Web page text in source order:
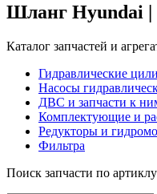
Шланг Hyundai |
Каталог запчастей и
Гидравлические
Насосы
ДВС и запчасти к
Комплектующие и
Редукторы и
Фильтра
Поиск запчасти по артиклу